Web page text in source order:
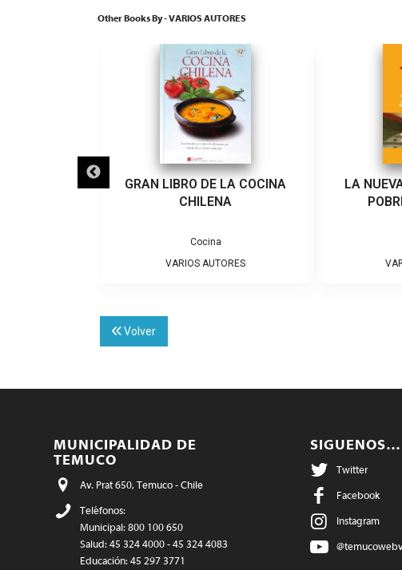
Other Books By - VARIOS AUTORES
GRAN LIBRO DE LA COCINA
CHILENA
Cocina
VARIOS AUTORES
LA
Volver
MUNICIPALIDAD DE
TEMUCO
Av. Prat 650, Temuco - Chile
Teléfonos:
Municipal: 800 100 650
Salud: 45 324 4000 - 45 324 4083
Educación: 45 297 3771
SIGUENOS…
Twitter
Facebook
Instagram